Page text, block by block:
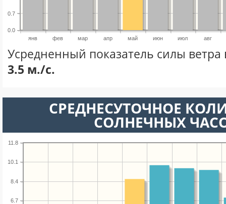
янв фев мар апр май июн июл авг
0.0
0.7
Усредненный показатель силы ветра
3.5 м./с.
СРЕДНЕСУТОЧНОЕ
СОЛНЕЧНЫХ
6.7
8.4
10.1
11.8